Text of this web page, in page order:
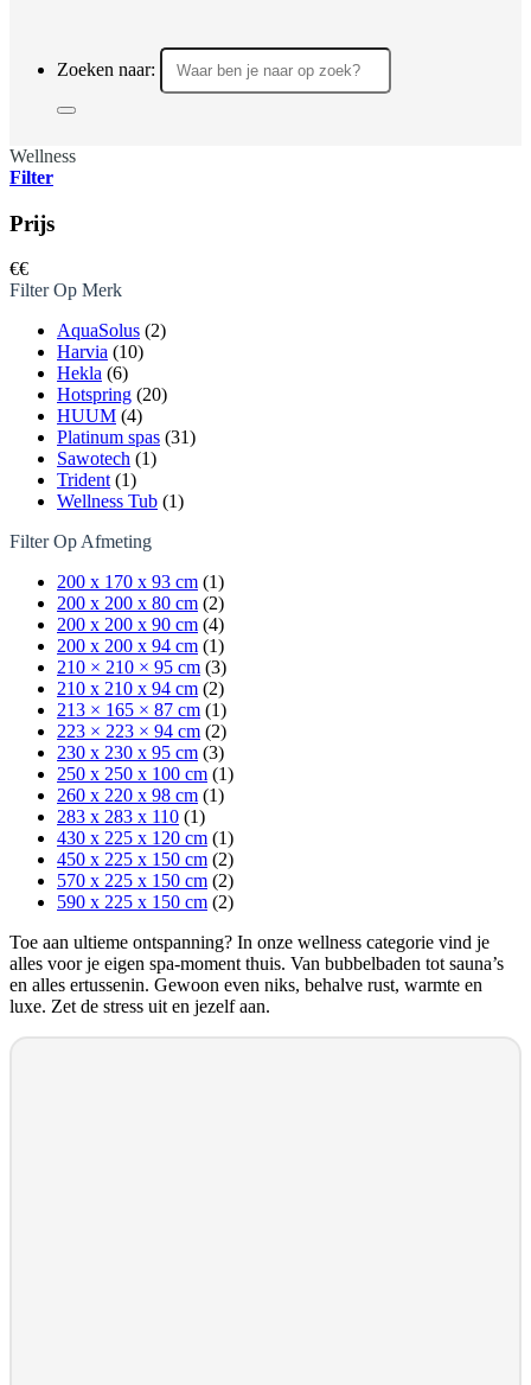
Zoeken naar:
Wellness
Filter
Prijs
€€
Filter Op Merk
AquaSolus (2)
Harvia (10)
Hekla (6)
Hotspring (20)
HUUM (4)
Platinum spas (31)
Sawotech (1)
Trident (1)
Wellness Tub (1)
Filter Op Afmeting
200 x 170 x 93 cm (1)
200 x 200 x 80 cm (2)
200 x 200 x 90 cm (4)
200 x 200 x 94 cm (1)
210 × 210 × 95 cm (3)
210 x 210 x 94 cm (2)
213 × 165 × 87 cm (1)
223 × 223 × 94 cm (2)
230 x 230 x 95 cm (3)
250 x 250 x 100 cm (1)
260 x 220 x 98 cm (1)
283 x 283 x 110 (1)
430 x 225 x 120 cm (1)
450 x 225 x 150 cm (2)
570 x 225 x 150 cm (2)
590 x 225 x 150 cm (2)
Toe aan ultieme ontspanning? In onze wellness categorie vind je
alles voor je eigen spa-moment thuis. Van bubbelbaden tot sauna’s
en alles ertussenin. Gewoon even niks, behalve rust, warmte en
luxe. Zet de stress uit en jezelf aan.